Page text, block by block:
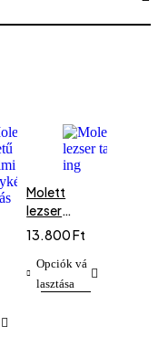
Molett
lezser
tavaszi ing
13.800Ft
Opciók vá
lasztása